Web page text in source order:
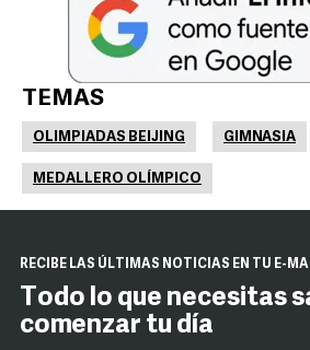
TEMAS
OLIMPIADAS BEIJING GIMNASIA
MEDALLERO OLÍMPICO
RECIBE LAS ÚLTIMAS NOTICIAS EN TU E-
Todo lo que necesitas
comenzar tu día